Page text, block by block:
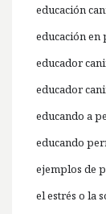
educación
educación en
educador
educador
educando a
educando
ejemplos de
el estrés o la